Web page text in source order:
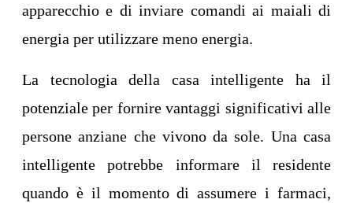
apparecchio e di inviare comandi ai maiali di
energia per utilizzare meno energia.
La tecnologia della casa intelligente ha il
potenziale per fornire vantaggi significativi alle
persone anziane che vivono da sole. Una casa
intelligente potrebbe informare il residente
quando è il momento di assumere i farmaci,